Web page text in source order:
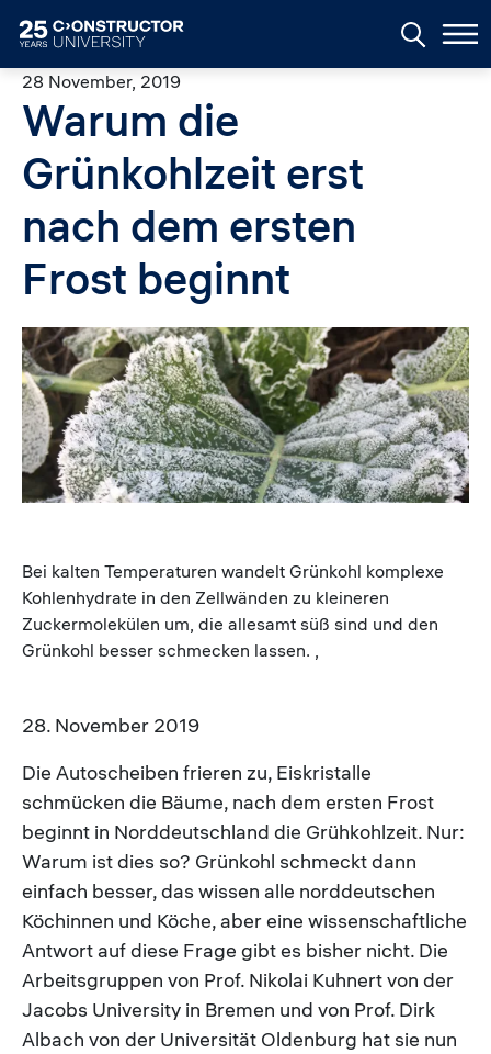
28 November, 2019
Warum die
Grünkohlzeit erst
nach dem ersten
Frost beginnt
Image
Bei kalten Temperaturen wandelt Grünkohl komplexe
Kohlenhydrate in den Zellwänden zu kleineren
Zuckermolekülen um, die allesamt süß sind und den
Grünkohl besser schmecken lassen. ,
28. November 2019
Die Autoscheiben frieren zu, Eiskristalle
schmücken die Bäume, nach dem ersten Frost
beginnt in Norddeutschland die Grühkohlzeit. Nur:
Warum ist dies so? Grünkohl schmeckt dann
einfach besser, das wissen alle norddeutschen
Köchinnen und Köche, aber eine wissenschaftliche
Antwort auf diese Frage gibt es bisher nicht. Die
Arbeitsgruppen von Prof. Nikolai Kuhnert von der
Jacobs University in Bremen und von Prof. Dirk
Albach von der Universität Oldenburg hat sie nun